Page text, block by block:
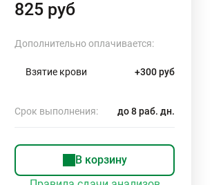
825 руб
Дополнительно оплачивается:
Взятие крови +300 руб
Срок выполнения: до 8 раб. дн.
В корзину